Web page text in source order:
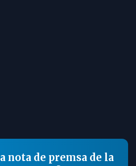
nota de premsa de la